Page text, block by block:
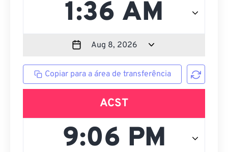
Copiar para a área de transferência
ACST